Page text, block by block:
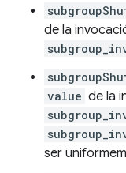
de la
value de la
ser